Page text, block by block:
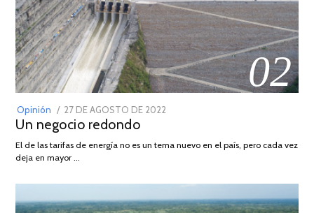
02
Opinión
POSTED
ON
27 DE AGOSTO DE 2022
DE
Un negocio redondo
El de las tarifas de energía no es un tema nuevo en el país, pero cada vez
deja en mayor …